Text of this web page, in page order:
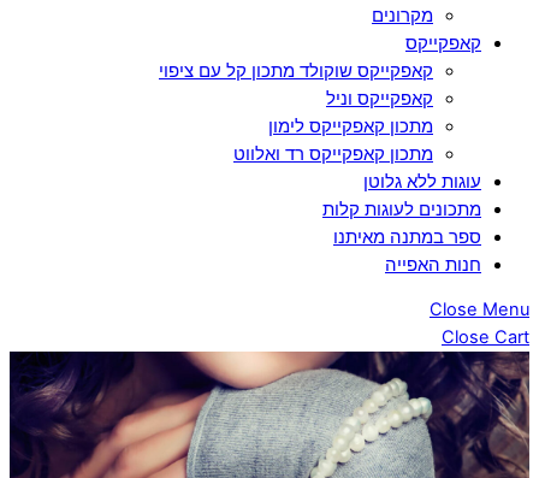
מקרונים
קאפקייקס
קאפקייקס שוקולד מתכון קל עם ציפוי
קאפקייקס וניל
מתכון קאפקייקס לימון
מתכון קאפקייקס רד ואלווט
עוגות ללא גלוטן
מתכונים לעוגות קלות
ספר במתנה מאיתנו
חנות האפייה
Close Menu
Close Cart